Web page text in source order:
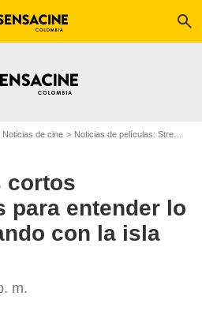
search
Noticias de cine Noticias de películas: Streaming
cortos
para entender lo
con la isla
m.